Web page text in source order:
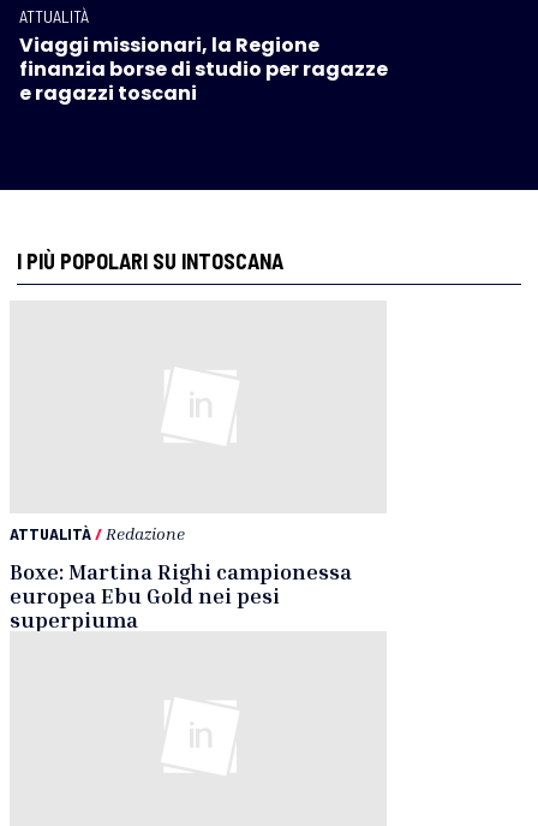
ATTUALITÀ
Viaggi missionari, la Regione
finanzia borse di studio per ragazze
e ragazzi toscani
I PIÙ POPOLARI SU INTOSCANA
ATTUALITÀ/ Redazione
Boxe: Martina Righi campionessa
europea Ebu Gold nei pesi
superpiuma